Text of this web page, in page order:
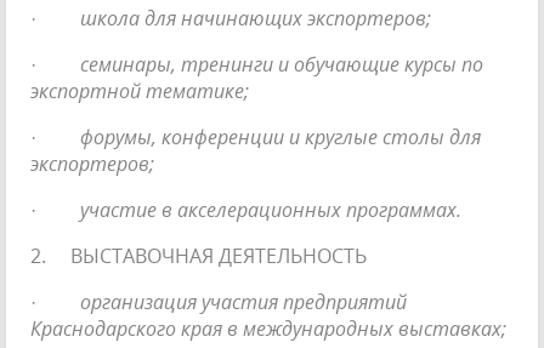
· школа для начинающих экспортеров;
· семинары, тренинги и обучающие курсы по
экспортной тематике;
· форумы, конференции и круглые столы для
экспортеров;
· участие в акселерационных программах.
2. ВЫСТАВОЧНАЯ ДЕЯТЕЛЬНОСТЬ
· организация участия предприятий
Краснодарского края в международных выставках;